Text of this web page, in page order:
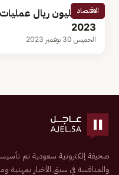
الاقتصاد154 مليون ريال
2023
الخميس 30 نوفمبر 2023
والمنافسة في سبق الأخبار